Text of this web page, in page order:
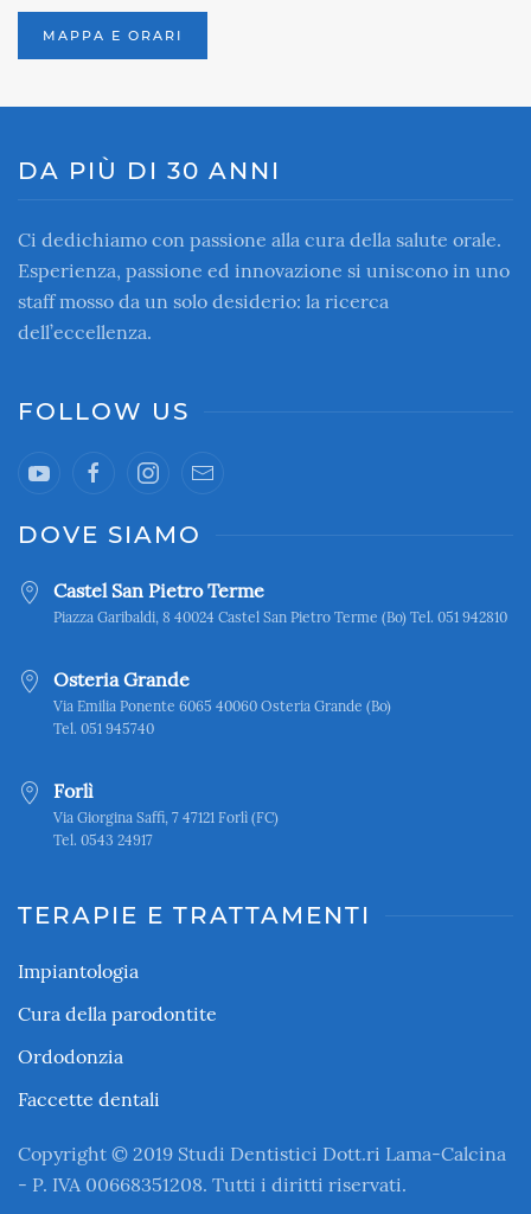
MAPPA E ORARI
DA PIÙ DI 30 ANNI
Ci dedichiamo con passione alla cura della salute orale.
Esperienza, passione ed innovazione si uniscono in uno
staff mosso da un solo desiderio: la ricerca
dell’eccellenza.
FOLLOW US
DOVE SIAMO
Castel San Pietro Terme
Piazza Garibaldi, 8 40024 Castel San Pietro Terme (Bo) Tel. 051 942810
Osteria Grande
Via Emilia Ponente 6065 40060 Osteria Grande (Bo)
Tel. 051 945740
Forlì
Via Giorgina Saffi, 7 47121 Forlì (FC)
Tel. 0543 24917
TERAPIE E TRATTAMENTI
Impiantologia
Cura della parodontite
Ordodonzia
Faccette dentali
Copyright © 2019 Studi Dentistici Dott.ri Lama-Calcina
- P. IVA 00668351208. Tutti i diritti riservati.